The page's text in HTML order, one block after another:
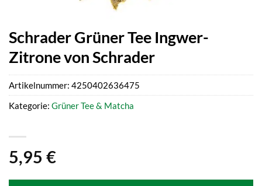
Schrader Grüner Tee Ingwer-
Zitrone von Schrader
5,95 €
Artikelnummer: 4250402636475
Kategorie: Grüner Tee & Matcha